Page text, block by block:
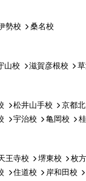
勢校 桑名校
山校 滋賀彦根校
松井山手校 京都
宇治校 亀岡校
王寺校 堺東校 枚
住道校 岸和田校